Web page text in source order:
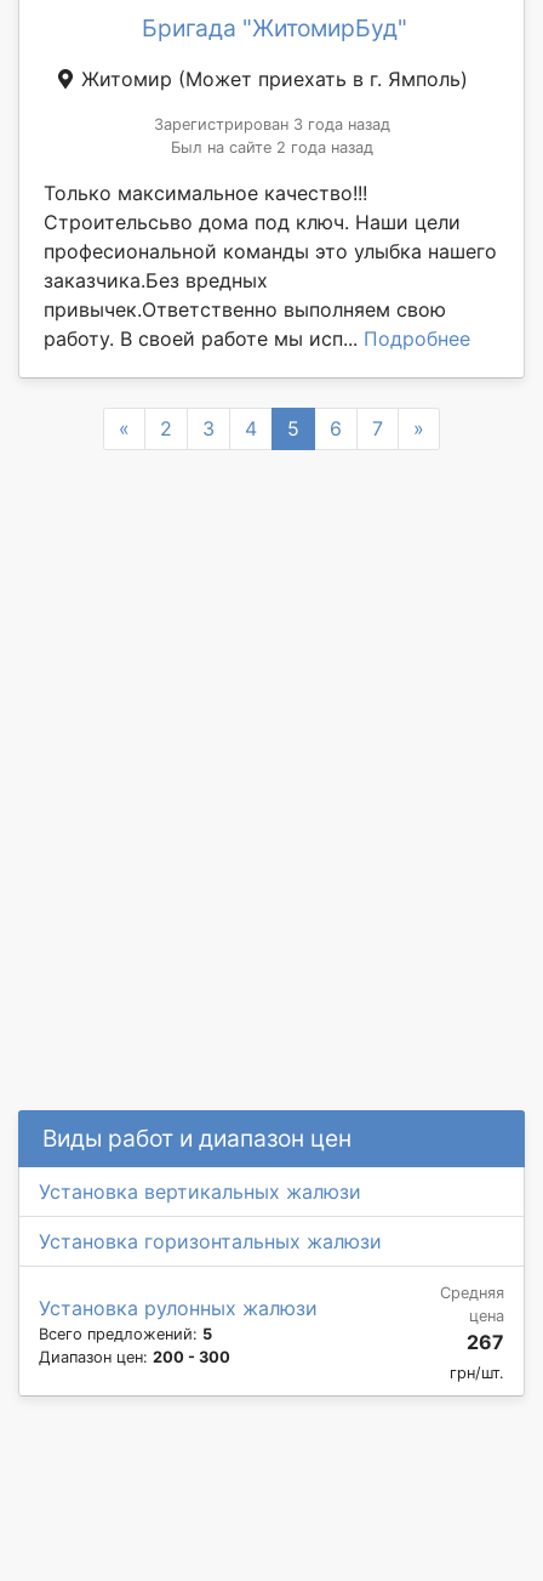
Виды работ и диапазон цен
Установка вертикальных жалюзи
Установка горизонтальных жалюзи
Установка рулонных жалюзи
Всего предложений: 5
Диапазон цен: 200 - 300
Средняя
цена
267
грн/шт.
Бригада "ЖитомирБуд"
Житомир (Может приехать в г. Ямполь)
Зарегистрирован 3 года назад
Был на сайте 2 года назад
Только максимальное качество!!!
Строительсьво дома под ключ. Наши цели
професиональной команды это улыбка нашего
заказчика.Без вредных
привычек.Ответственно выполняем свою
работу. В своей работе мы исп... Подробнее
« Previous
2 3 4 5 6 7 »